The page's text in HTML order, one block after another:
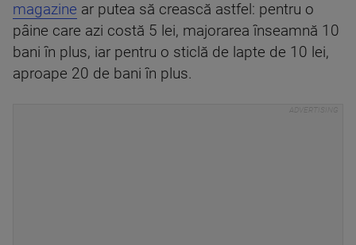
magazine ar putea să crească astfel: pentru o
pâine care azi costă 5 lei, majorarea înseamnă 10
bani în plus, iar pentru o sticlă de lapte de 10 lei,
aproape 20 de bani în plus.